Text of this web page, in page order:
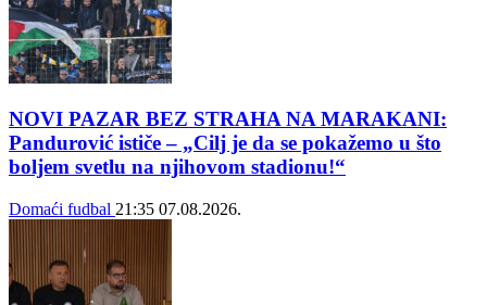
NOVI PAZAR BEZ STRAHA NA MARAKANI:
Pandurović ističe – „Cilj je da se pokažemo u što
boljem svetlu na njihovom stadionu!“
Domaći fudbal 21:35 07.08.2026.